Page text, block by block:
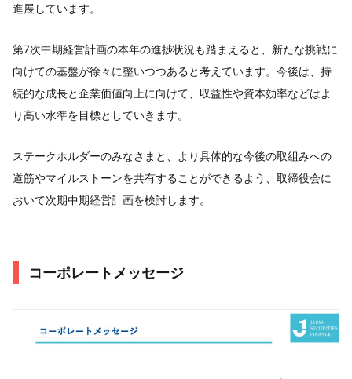
進展しています。
第7次中期経営計画の本年の進捗状況も踏まえると、新たな挑戦に
向けての基盤が徐々に整いつつあると考えています。今後は、持
続的な成長と企業価値向上に向けて、収益性や資本効率などはよ
り高い水準を目標としていきます。
ステークホルダーのみなさまと、より具体的な今後の取組みへの
道筋やマイルストーンを共有することができるよう、取締役会に
おいて次期中期経営計画を検討します。
コーポレートメッセージ